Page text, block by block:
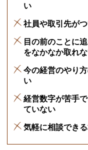
い
社員や取引先が
目の前のことに
をなかなか取れ
今の経営のやり
い
経営数字が苦手
ていない
気軽に相談でき